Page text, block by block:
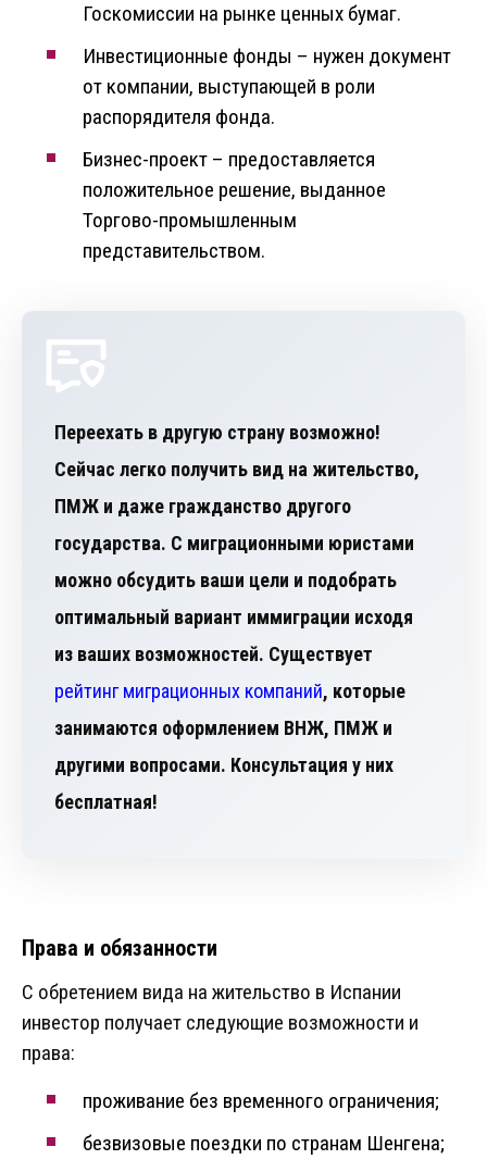
Госкомиссии на рынке ценных бумаг.
Инвестиционные фонды – нужен документ
от компании, выступающей в роли
распорядителя фонда.
Бизнес-проект – предоставляется
положительное решение, выданное
Торгово-промышленным
представительством.
Переехать в другую страну возможно!
Сейчас легко получить вид на жительство,
ПМЖ и даже гражданство другого
государства. С миграционными юристами
можно обсудить ваши цели и подобрать
оптимальный вариант иммиграции исходя
из ваших возможностей. Существует
рейтинг миграционных компаний, которые
занимаются оформлением ВНЖ, ПМЖ и
другими вопросами. Консультация у них
бесплатная!
Права и обязанности
С обретением вида на жительство в Испании
инвестор получает следующие возможности и
права:
проживание без временного ограничения;
безвизовые поездки по странам Шенгена;